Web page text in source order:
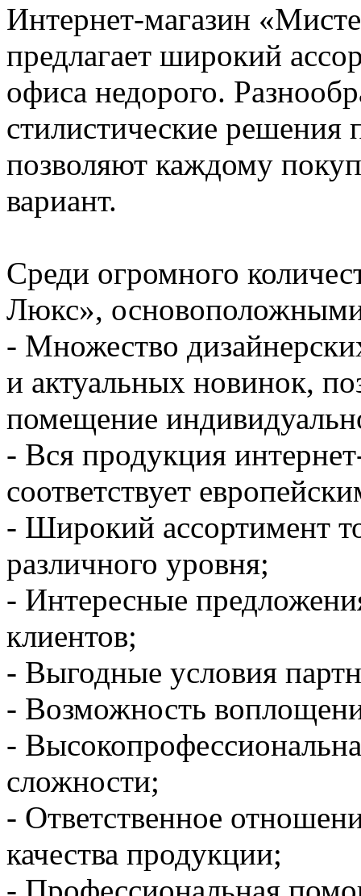
Интернет-магазин
предлагает широкий
офиса недорого.
стилистические решения
позволяют каждому
вариант.
Среди огромного
Люкс»,
- Множество
и актуальных новинок,
помещение
- Вся продукция
соответствует
- Широкий ассортимент
различного уровня;
- Интересные
клиентов;
- Выгодные условия
- Возможность
-
сложности;
- Ответственное
качества продукции;